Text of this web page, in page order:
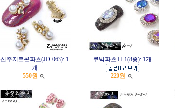
신주지르콘파츠(JD-063): 1
개
550원
큐빅파츠 H-1(8종): 1개
220원